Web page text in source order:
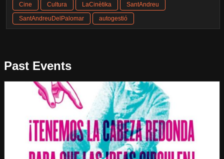
Cine Cultura LaCinètika
SantAndreu
SantAndreuDelPalomar
autogestió
Past Events